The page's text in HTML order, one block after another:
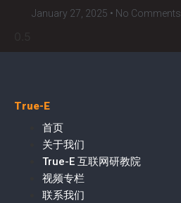
January 27, 2025 No Comments
True-E
首页
关于我们
True-E 互联网研教院
视频专栏
联系我们